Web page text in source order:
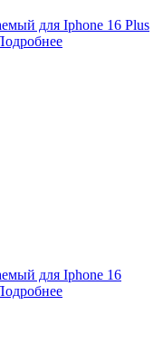
для Iphone 16 Plus
для Iphone 16